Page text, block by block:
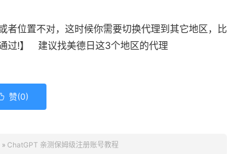
者位置不对，这时候你需要切换代理到其它地区，比
过!】 建议找美德日这3个地区的代理
赞(0)
» ChatGPT 亲测保姆级注册账号教程